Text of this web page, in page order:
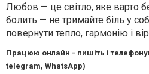
Любов — це світло, яке варто
болить — не тримайте біль у
повернути тепло, гармонію і
Працюю онлайн - пишіть і
telegram, WhatsApp)